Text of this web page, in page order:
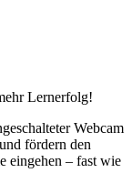
Lernerfolg!
Webcam
fördern den
eingehen – fast wie